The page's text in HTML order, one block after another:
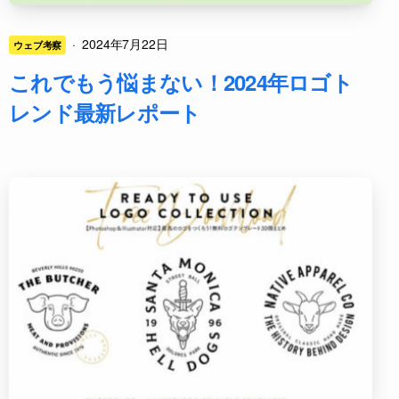
ウェブ考察 · 2024年7月22日
これでもう悩まない！2024年ロゴト
レンド最新レポート